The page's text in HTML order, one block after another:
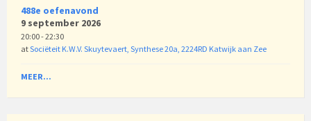
488e oefenavond
9 september 2026
20:00 - 22:30
atSociëteit K.W.V. Skuytevaert, Synthese 20a, 2224RD Katwijk aan Zee
MEER...